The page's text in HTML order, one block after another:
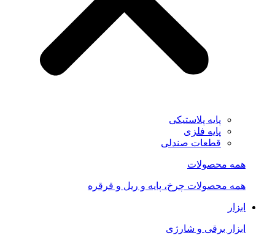
پایه پلاستیکی
پایه فلزی
قطعات صندلی
همه محصولات
همه محصولات چرخ، پایه و ریل و قرقره
ابزار
ابزار برقی و شارژی